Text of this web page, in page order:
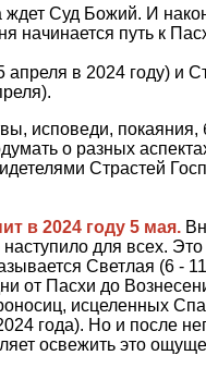
ждет Суд Божий. И
начинается путь к
в 2024 году)
исповеди,
о разных
Страстей
в 2024 году 5 мая.
для всех.
Светлая (6 -
от Пасхи до
исцеленных
года). Но и после
освежить это